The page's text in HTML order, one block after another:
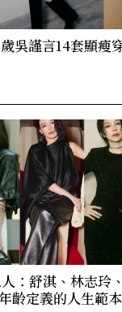
吳謹言14套顯瘦
：舒淇、林志玲
齡定義的人生範本